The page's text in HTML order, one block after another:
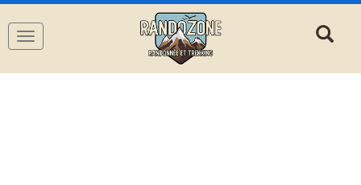
Navigation